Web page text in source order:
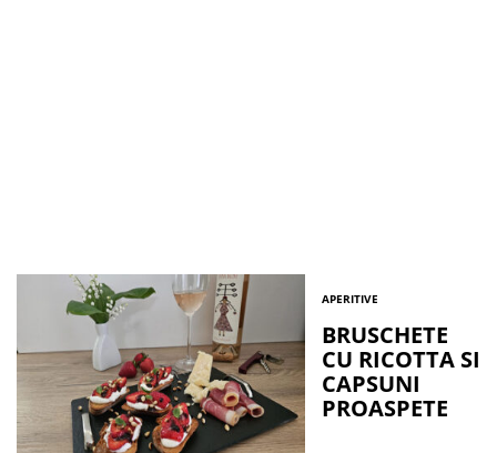
APERITIVE
BRUSCHETE
CU RICOTTA SI
CAPSUNI
PROASPETE